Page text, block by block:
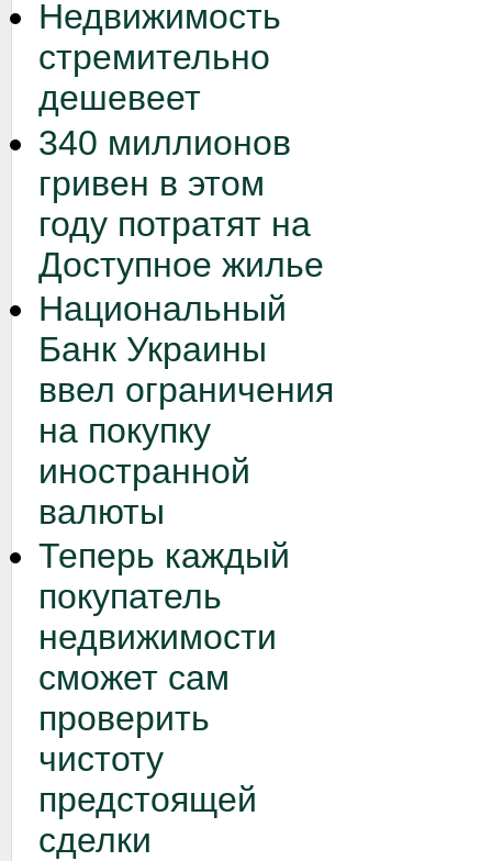
Недвижимость
стремительно
дешевеет
340 миллионов
гривен в этом
году потратят на
Доступное жилье
Национальный
Банк Украины
ввел ограничения
на покупку
иностранной
валюты
Теперь каждый
покупатель
недвижимости
сможет сам
проверить
чистоту
предстоящей
сделки